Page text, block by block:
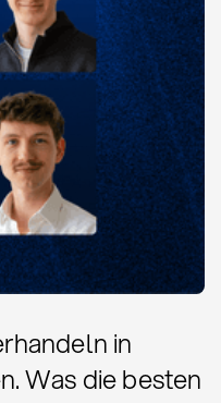
in
Was die besten